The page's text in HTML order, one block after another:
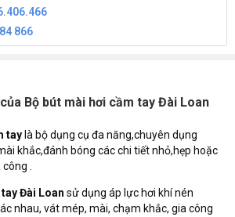
866
Bộ bút mài hơi cầm tay Đài Loan
tay là bộ dụng cụ đa năng,chuyên dụng
khắc,đánh bóng các chi tiết nhỏ,hẹp hoặc
.
Đài Loan sử dụng áp lực hơi khí nén
nhau, vát mép, mài, chạm khắc, gia công